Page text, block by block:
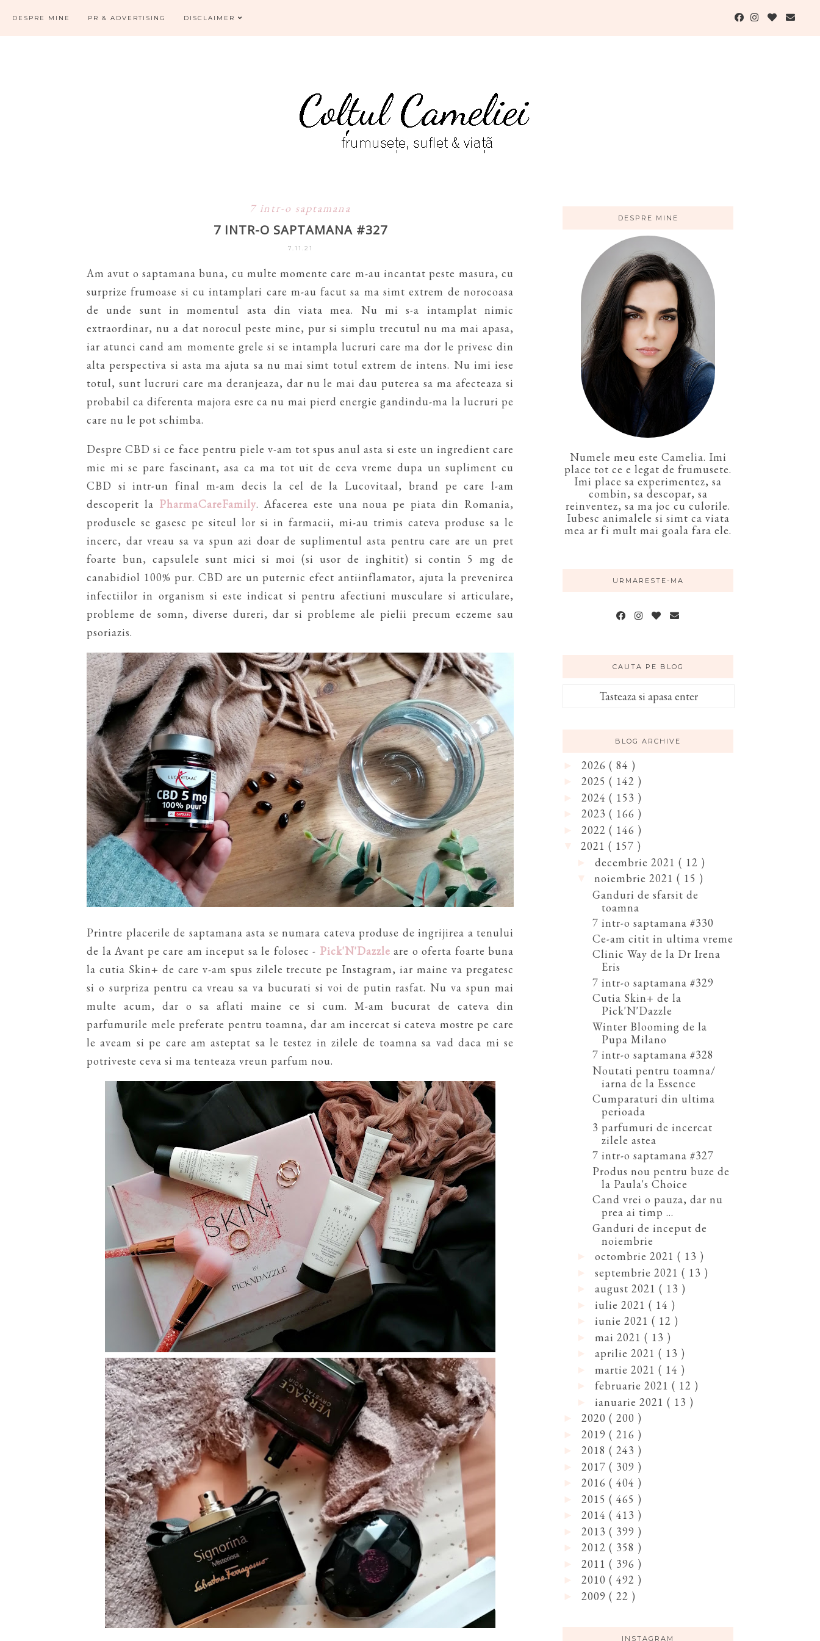
DESPRE MINE PR & ADVERTISING DISCLAIMER
7 intr-o saptamana
7 INTR-O SAPTAMANA #327
7.11.21
Am avut o saptamana buna, cu multe momente care m-au incantat peste masura, cu
surprize frumoase si cu intamplari care m-au facut sa ma simt extrem de norocoasa
de unde sunt in momentul asta din viata mea. Nu mi s-a intamplat nimic
extraordinar, nu a dat norocul peste mine, pur si simplu trecutul nu ma mai apasa,
iar atunci cand am momente grele si se intampla lucruri care ma dor le privesc din
alta perspectiva si asta ma ajuta sa nu mai simt totul extrem de intens. Nu imi iese
totul, sunt lucruri care ma deranjeaza, dar nu le mai dau puterea sa ma afecteaza si
probabil ca diferenta majora esre ca nu mai pierd energie gandindu-ma la lucruri pe
care nu le pot schimba.
Despre CBD si ce face pentru piele v-am tot spus anul asta si este un ingredient care
mie mi se pare fascinant, asa ca ma tot uit de ceva vreme dupa un supliment cu
CBD si intr-un final m-am decis la cel de la Lucovitaal, brand pe care l-am
descoperit la PharmaCareFamily. Afacerea este una noua pe piata din Romania,
produsele se gasesc pe siteul lor si in farmacii, mi-au trimis cateva produse sa le
incerc, dar vreau sa va spun azi doar de suplimentul asta pentru care are un pret
foarte bun, capsulele sunt mici si moi (si usor de inghitit) si contin 5 mg de
canabidiol 100% pur. CBD are un puternic efect antiinflamator, ajuta la prevenirea
infectiilor in organism si este indicat si pentru afectiuni musculare si articulare,
probleme de somn, diverse dureri, dar si probleme ale pielii precum eczeme sau
psoriazis.
Printre placerile de saptamana asta se numara cateva produse de ingrijirea a tenului
de la Avant pe care am inceput sa le folosec - Pick'N'Dazzle are o oferta foarte buna
la cutia Skin+ de care v-am spus zilele trecute pe Instagram, iar maine va pregatesc
si o surpriza pentru ca vreau sa va bucurati si voi de putin rasfat. Nu va spun mai
multe acum, dar o sa aflati maine ce si cum. M-am bucurat de cateva din
parfumurile mele preferate pentru toamna, dar am incercat si cateva mostre pe care
le aveam si pe care am asteptat sa le testez in zilele de toamna sa vad daca mi se
potriveste ceva si ma tenteaza vreun parfum nou.
DESPRE MINE
Numele meu este Camelia. Imi
place tot ce e legat de frumusete.
Imi place sa experimentez, sa
combin, sa descopar, sa
reinventez, sa ma joc cu culorile.
Iubesc animalele si simt ca viata
mea ar fi mult mai goala fara ele.
URMARESTE-MA
CAUTA PE BLOG
BLOG ARCHIVE
2026 ( 84 )
2025 ( 142 )
2024 ( 153 )
2023 ( 166 )
2022 ( 146 )
2021 ( 157 )
decembrie 2021 ( 12 )
noiembrie 2021 ( 15 )
Ganduri de sfarsit de
toamna
7 intr-o saptamana #330
Ce-am citit in ultima vreme
Clinic Way de la Dr Irena
Eris
7 intr-o saptamana #329
Cutia Skin+ de la
Pick'N'Dazzle
Winter Blooming de la
Pupa Milano
7 intr-o saptamana #328
Noutati pentru toamna/
iarna de la Essence
Cumparaturi din ultima
perioada
3 parfumuri de incercat
zilele astea
7 intr-o saptamana #327
Produs nou pentru buze de
la Paula's Choice
Cand vrei o pauza, dar nu
prea ai timp ...
Ganduri de inceput de
noiembrie
octombrie 2021 ( 13 )
septembrie 2021 ( 13 )
august 2021 ( 13 )
iulie 2021 ( 14 )
iunie 2021 ( 12 )
mai 2021 ( 13 )
aprilie 2021 ( 13 )
martie 2021 ( 14 )
februarie 2021 ( 12 )
ianuarie 2021 ( 13 )
2020 ( 200 )
2019 ( 216 )
2018 ( 243 )
2017 ( 309 )
2016 ( 404 )
2015 ( 465 )
2014 ( 413 )
2013 ( 399 )
2012 ( 358 )
2011 ( 396 )
2010 ( 492 )
2009 ( 22 )
INSTAGRAM